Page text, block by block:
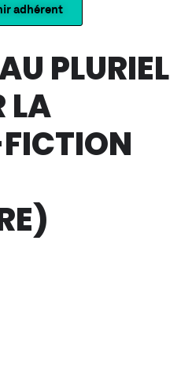
adhérent
PLURIEL
LA